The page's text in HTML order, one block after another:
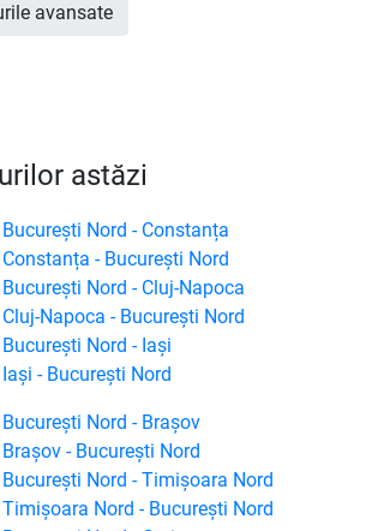
avansate
astăzi
Nord - Constanța
- București Nord
Nord - Cluj-Napoca
Napoca - București Nord
Nord - Iași
- București Nord
Nord - Brașov
- București Nord
Nord - Timișoara Nord
Nord - București Nord